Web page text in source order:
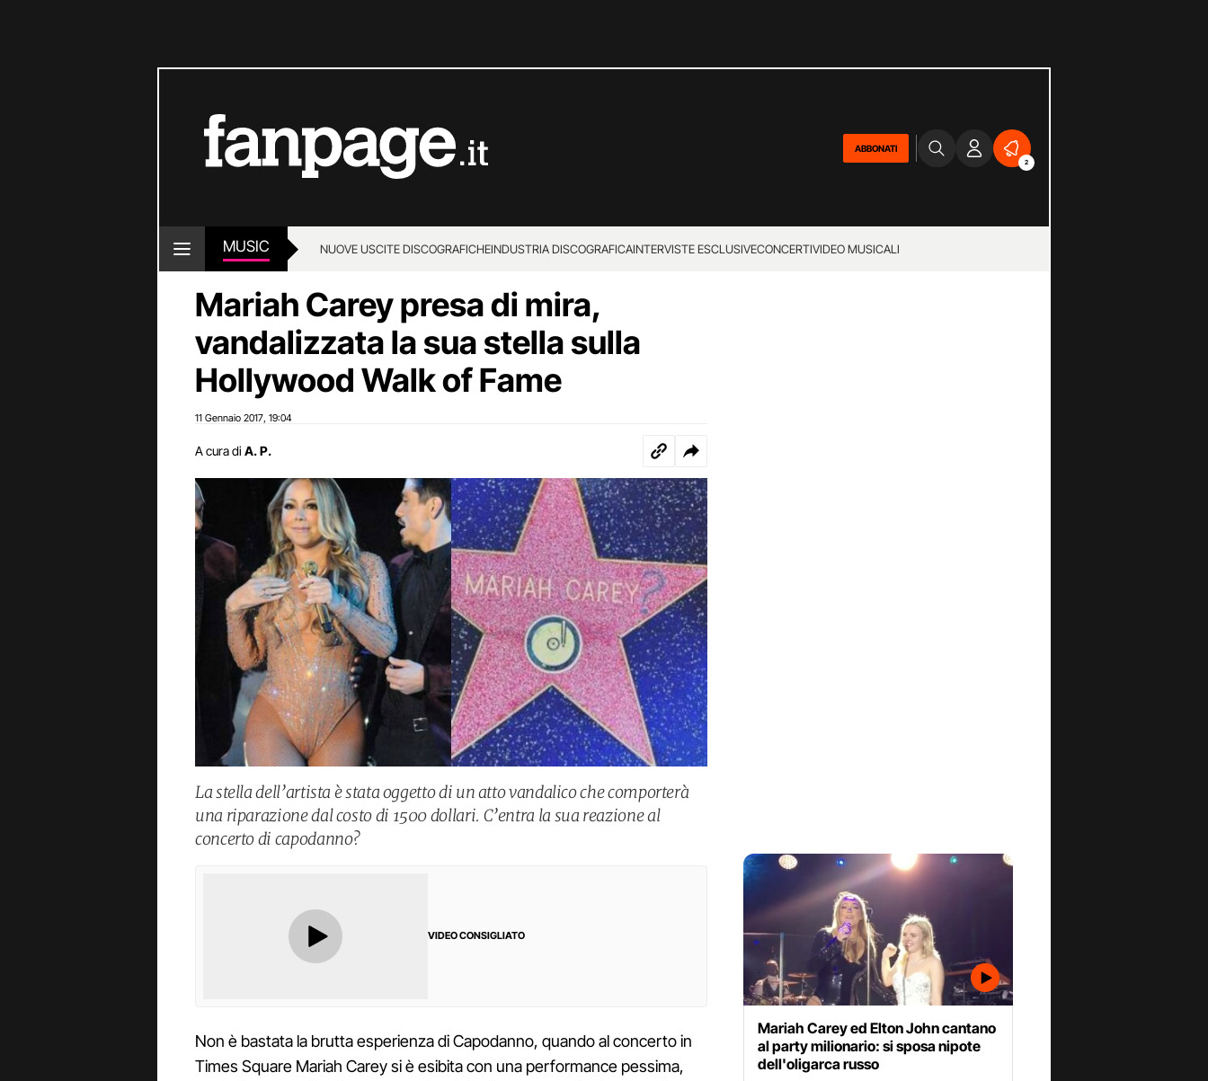
ABBONATI
2
MUSIC NUOVE USCITE DISCOGRAFICHEINDUSTRIA DISCOGRAFICAINTERVISTE ESCLUSIVECONCERTIVIDEO MUSICALI
Mariah Carey presa di mira,
vandalizzata la sua stella sulla
Hollywood Walk of Fame
11 Gennaio 2017 19:04
A cura di A. P.
La stella dell’artista è stata oggetto di un atto vandalico che comporterà
una riparazione dal costo di 1500 dollari. C’entra la sua reazione al
concerto di capodanno?
VIDEO CONSIGLIATO
Non è bastata la brutta esperienza di Capodanno, quando al concerto in
Times Square Mariah Carey si è esibita con una performance pessima,
Mariah Carey ed Elton John cantano
al party milionario: si sposa nipote
dell'oligarca russo